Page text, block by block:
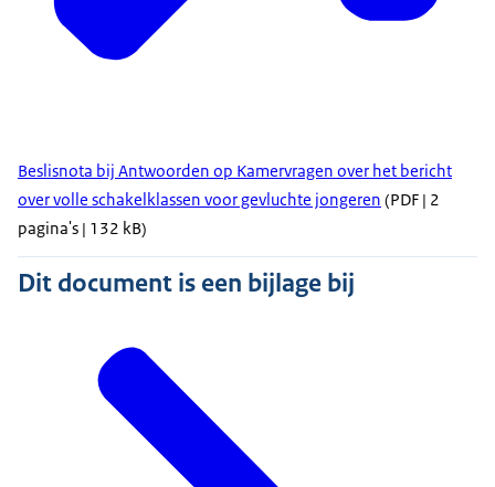
Beslisnota bij Antwoorden op Kamervragen over het bericht
over volle schakelklassen voor gevluchte jongeren (PDF | 2
pagina's | 132 kB)
Dit document is een bijlage bij